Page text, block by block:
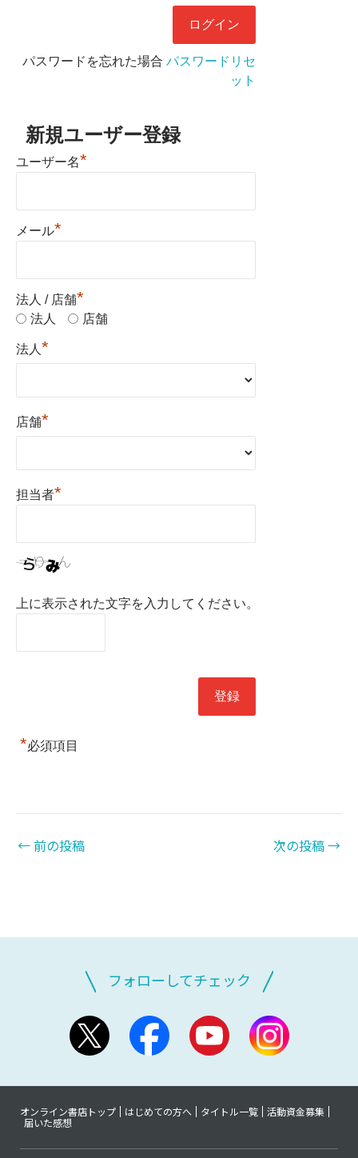
パスワードを忘れた場合 パスワードリセ
ット
新規ユーザー登録
ユーザー名*
メール*
法人 / 店舗*
法人 店舗
法人 *
店舗*
担当者*
上に表示された文字を入力してください。
*必須項目
←前の投稿 次の投稿→
フォローしてチェック
オンライン書店トップ はじめての方へ タイトル一覧
活動資金募集
届いた感想